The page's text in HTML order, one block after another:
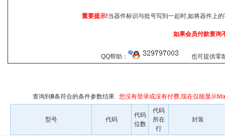
重要提示!当器件标识与批号写到一起时,如将器件上
如果会员付款查询
QQ帮助： 也可提供零
查询到 8条符合的条件参数结果 您没有登录或没有付费,现在仅能显示
型号 代码
代码
位数
代码
所在
行
封装